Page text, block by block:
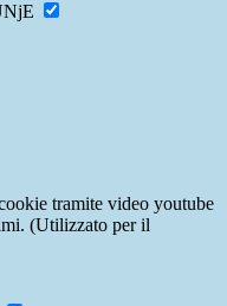
tramite video youtube
(Utilizzato per il